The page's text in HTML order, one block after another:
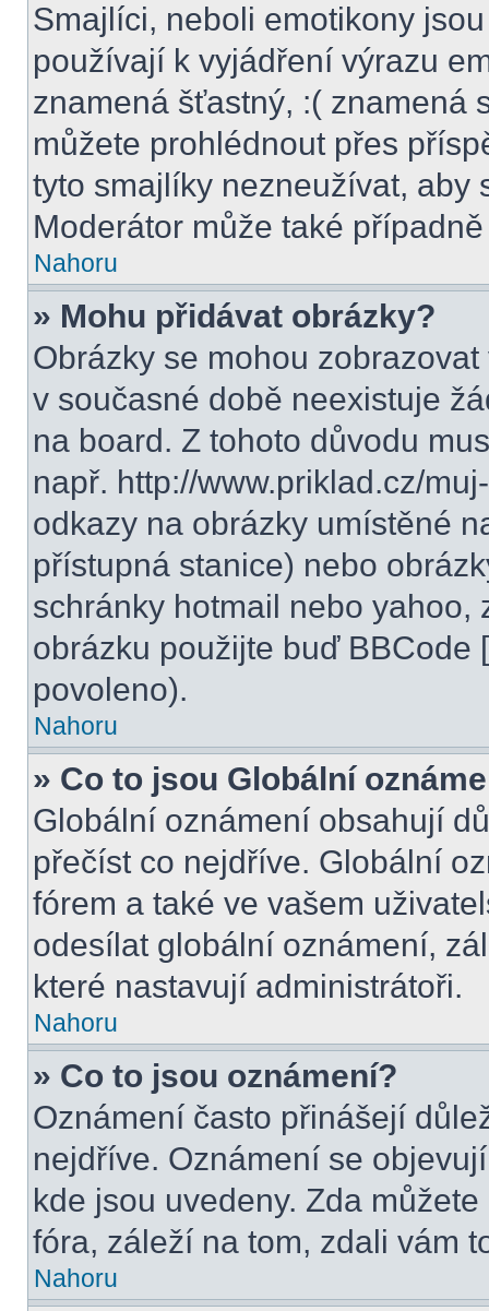
Smajlíci, neboli emotikony
používají k vyjádření výrazu
znamená šťastný, :( znamená
můžete prohlédnout přes
tyto smajlíky nezneužívat, aby
Moderátor může také
Nahoru
» Mohu přidávat obrázky?
Obrázky se mohou
v současné době neexistuje
na board. Z tohoto důvodu
např. http://www.priklad.cz/
odkazy na obrázky umístěné
přístupná stanice) nebo
schránky hotmail nebo yahoo,
obrázku použijte buď BBCode
povoleno).
Nahoru
» Co to jsou Globální
Globální oznámení obsahují
přečíst co nejdříve. Globální
fórem a také ve vašem
odesílat globální oznámení,
které nastavují administrátoři.
Nahoru
» Co to jsou oznámení?
Oznámení často přinášejí
nejdříve. Oznámení se
kde jsou uvedeny. Zda
fóra, záleží na tom, zdali vám
Nahoru